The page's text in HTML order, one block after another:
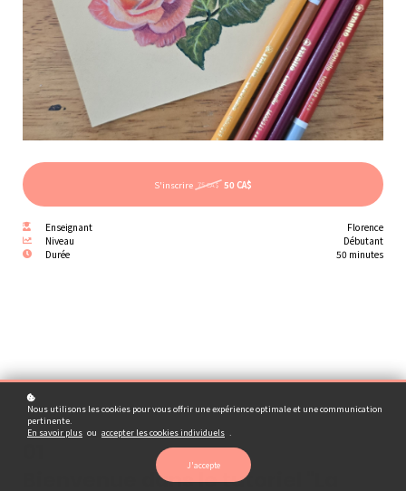
S'inscrire 75 CA$ 50 CA$
Enseignant
Florence
Niveau
Débutant
Durée
50 minutes
Bienvenue dans le tutoriel "La
Nous utilisons les cookies pour vous offrir une expérience optimale et une communication
pertinente.
En savoir plus ou accepter les cookies individuels .
J'accepte